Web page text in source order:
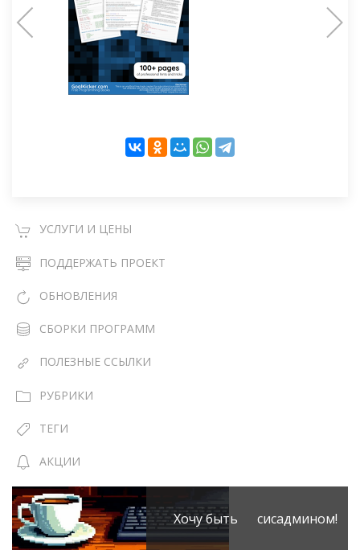
УСЛУГИ И ЦЕНЫ
ПОДДЕРЖАТЬ ПРОЕКТ
ОБНОВЛЕНИЯ
СБОРКИ ПРОГРАММ
ПОЛЕЗНЫЕ ССЫЛКИ
РУБРИКИ
ТЕГИ
АКЦИИ
Хочу быть сисадмином!